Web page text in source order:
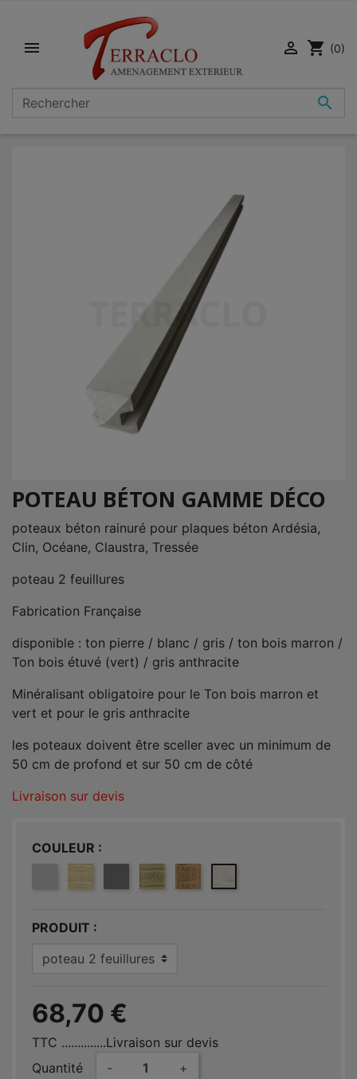


 shopping_cart (0)
POTEAU BÉTON GAMME DÉCO
poteaux béton rainuré pour plaques béton Ardésia,
Clin, Océane, Claustra, Tressée
poteau 2 feuillures
Fabrication Française
disponible : ton pierre / blanc / gris / ton bois marron /
Ton bois étuvé (vert) / gris anthracite
Minéralisant obligatoire pour le Ton bois marron et
vert et pour le gris anthracite
les poteaux doivent être sceller avec un minimum de
50 cm de profond et sur 50 cm de côté
Livraison sur devis
COULEUR
TON PIERREGRIS ANTHRACITE
TON BOIS ÉTUVÉ (VERT)
TON BOIS (MARRON)
TON BLANC
PRODUIT
68,70 €
TTC ..............Livraison sur devis
Quantité
- +